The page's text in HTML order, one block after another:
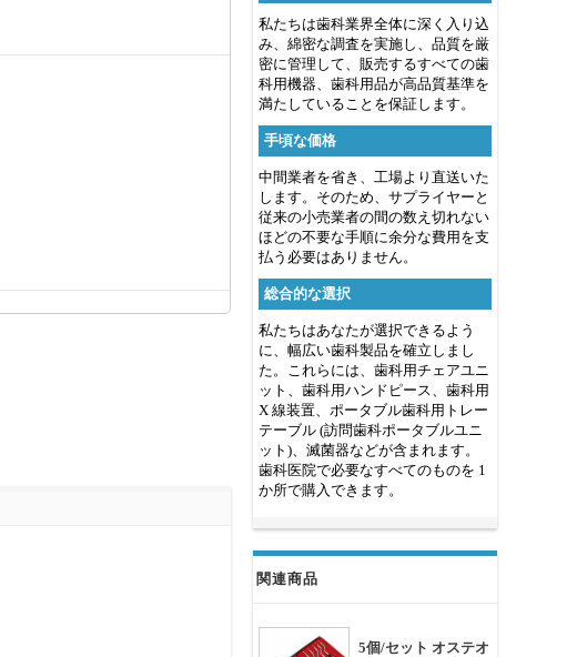
私たちは歯科業界全体に深く入り込
み、綿密な調査を実施し、品質を厳
密に管理して、販売するすべての歯
科用機器、歯科用品が高品質基準を
満たしていることを保証します。
手頃な価格
中間業者を省き、工場より直送いた
します。そのため、サプライヤーと
従来の小売業者の間の数え切れない
ほどの不要な手順に余分な費用を支
払う必要はありません。
総合的な選択
私たちはあなたが選択できるよう
に、幅広い歯科製品を確立しまし
た。これらには、歯科用チェアユニ
ット、歯科用ハンドピース、歯科用
X 線装置、ポータブル歯科用トレー
テーブル (訪問歯科ポータブルユニ
ット)、滅菌器などが含まれます。
歯科医院で必要なすべてのものを 1
か所で購入できます。
関連商品
5個/セット オステオ